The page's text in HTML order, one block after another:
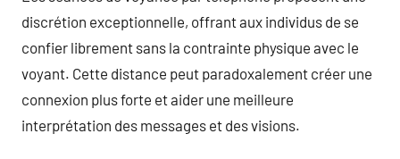
discrétion exceptionnelle, offrant aux individus de se
confier librement sans la contrainte physique avec le
voyant. Cette distance peut paradoxalement créer une
connexion plus forte et aider une meilleure
interprétation des messages et des visions.